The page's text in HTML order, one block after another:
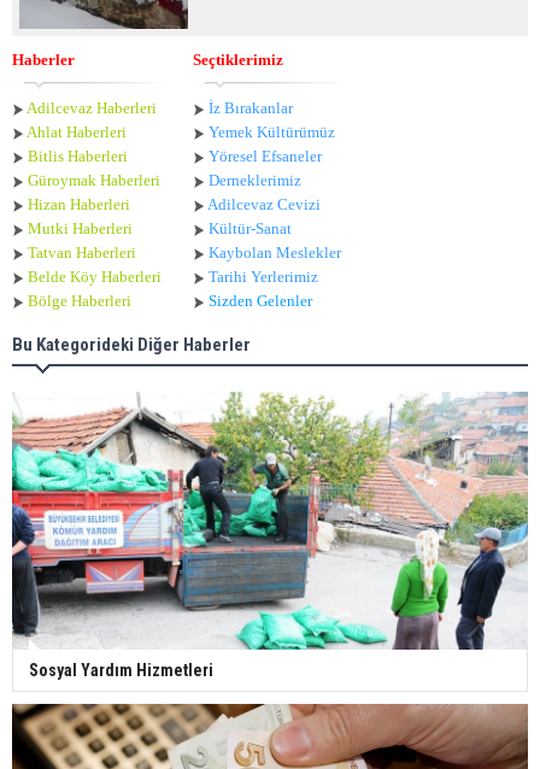
Haberler
Adilcevaz Haberleri
Ahlat Haberleri
Bitlis Haberleri
Güroymak Haberleri
Hizan Haberleri
Mutki Haberleri
Tatvan Haberleri
Belde Köy Haberleri
Bölge Haberleri
Seçtiklerimiz
İz Bırakanlar
Yemek Kültürümüz
Yöresel Efsaneler
Derneklerimiz
Adilcevaz Cevizi
Kültür-Sanat
Kaybolan Meslekler
Tarihi Yerlerimiz
Sizden Gelenler
Bu Kategorideki Diğer Haberler
Sosyal Yardım Hizmetleri